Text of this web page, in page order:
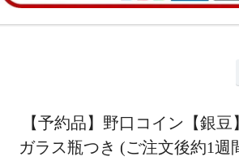
【予約品】野口コイン【銀豆
ガラス瓶つき (ご注文後約1週